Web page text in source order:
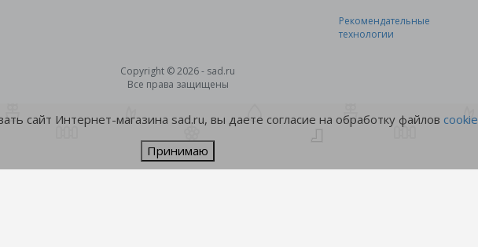
Рекомендательные
технологии
Copyright © 2026 - sad.ru
Все права защищены
сайт Интернет-магазина sad.ru, вы даете согласие на обработку файлов cookie
Принимаю